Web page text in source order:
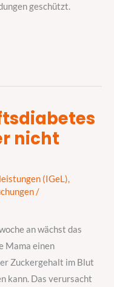
geschützt.
nicht
(IGeL),
/
an wächst das
Mama einen
Zuckergehalt im Blut
kann. Das verursacht